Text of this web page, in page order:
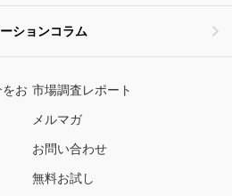
ションコラム
お 市場調査レポート
メルマガ
お問い合わせ
無料お試し